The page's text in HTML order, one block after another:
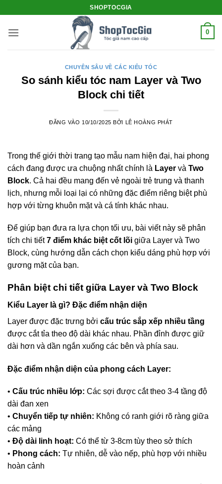
nội
SHOPTOCGIA
0
CHUYÊN SÂU VỀ CÁC KIỂU TÓC
So sánh kiểu tóc nam Layer và Two
Block chi tiết
ĐĂNG VÀO 10/10/2025 BỞI LÊ HOÀNG PHÁT
Trong thế giới thời trang tạo mẫu nam hiện đại, hai phong
cách đang được ưa chuộng nhất chính là Layer và Two
Block. Cả hai đều mang đến vẻ ngoài trẻ trung và thanh
lịch, nhưng mỗi loại lại có những đặc điểm riêng biệt phù
hợp với từng khuôn mặt và cá tính khác nhau.
Để giúp bạn đưa ra lựa chọn tối ưu, bài viết này sẽ phân
tích chi tiết7 điểm khác biệt cốt lõi giữa Layer và Two
Block, cùng hướng dẫn cách chọn kiểu dáng phù hợp với
gương mặt của bạn.
Phân biệt chi tiết giữa Layer và Two Block
Kiểu Layer là gì? Đặc điểm nhận diện
Layer được đặc trưng bởi cấu trúc sắp xếp nhiều tầng
được cắt tỉa theo độ dài khác nhau. Phần đỉnh được giữ
dài hơn và dần ngắn xuống các bên và phía sau.
Đặc điểm nhận diện của phong cách Layer:
• Cấu trúc nhiều lớp: Các sợi được cắt theo 3-4 tầng độ
dài đan xen
• Chuyển tiếp tự nhiên: Không có ranh giới rõ ràng giữa
các mảng
• Độ dài linh hoạt: Có thể từ 3-8cm tùy theo sở thích
• Phong cách: Tự nhiên, dễ vào nếp, phù hợp với nhiều
hoàn cảnh